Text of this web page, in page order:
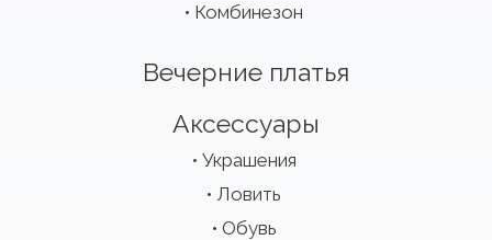
Комбинезон
Вечерние платья
Аксессуары
Украшения
Ловить
Обувь